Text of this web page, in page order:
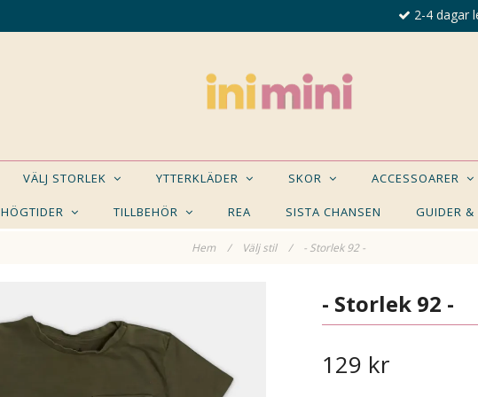
2-4 dagar
VÄLJ STORLEK YTTERKLÄDER SKOR ACCESSOARER
HÖGTIDER TILLBEHÖR REA SISTA CHANSEN GUIDER &
Hem / Välj stil / - Storlek 92 -
KANSKE NÅGON AV DESSA PRODUKTER KAN- Storlek 92 -
129 kr